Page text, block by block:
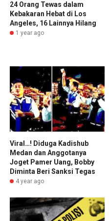
24 Orang Tewas dalam
Kebakaran Hebat di Los
Angeles, 16 Lainnya Hilang
1 year ago
Viral…! Diduga Kadishub
Medan dan Anggotanya
Joget Pamer Uang, Bobby
Diminta Beri Sanksi Tegas
4 year ago